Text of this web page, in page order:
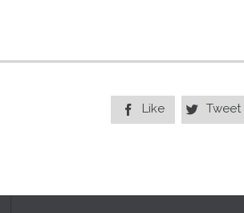
 Like  Tweet